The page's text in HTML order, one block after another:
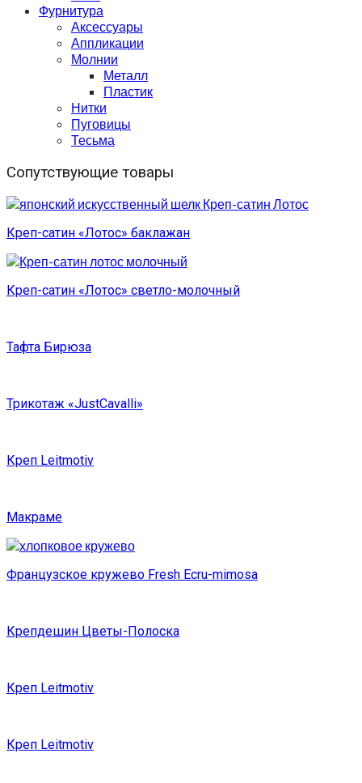
Фурнитура
Аксессуары
Аппликации
Молнии
Металл
Пластик
Нитки
Пуговицы
Тесьма
Сопутствующие товары
Креп-сатин «Лотос» баклажан
Креп-сатин «Лотос» светло-молочный
Тафта Бирюза
Трикотаж «JustCavalli»
Креп Leitmotiv
Макраме
Французское кружево Fresh Ecru-mimosa
Крепдешин Цветы-Полоска
Креп Leitmotiv
Креп Leitmotiv